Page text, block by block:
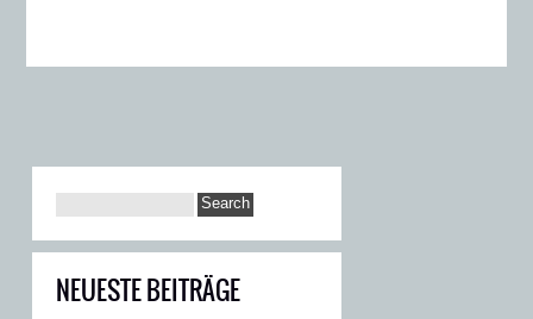
NEUESTE BEITRÄGE